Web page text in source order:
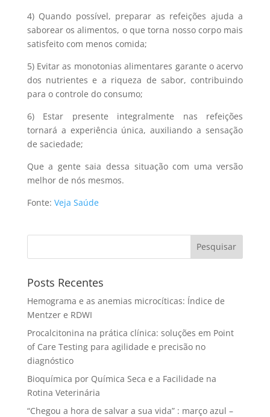
4) Quando possível, preparar as refeições ajuda a
saborear os alimentos, o que torna nosso corpo mais
satisfeito com menos comida;
5) Evitar as monotonias alimentares garante o acervo
dos nutrientes e a riqueza de sabor, contribuindo
para o controle do consumo;
6) Estar presente integralmente nas refeições
tornará a experiência única, auxiliando a sensação
de saciedade;
Que a gente saia dessa situação com uma versão
melhor de nós mesmos.
Fonte: Veja Saúde
Pesquisar
Posts Recentes
Hemograma e as anemias microcíticas: Índice de
Mentzer e RDWI
Procalcitonina na prática clínica: soluções em Point
of Care Testing para agilidade e precisão no
diagnóstico
Bioquímica por Química Seca e a Facilidade na
Rotina Veterinária
“Chegou a hora de salvar a sua vida” : março azul –